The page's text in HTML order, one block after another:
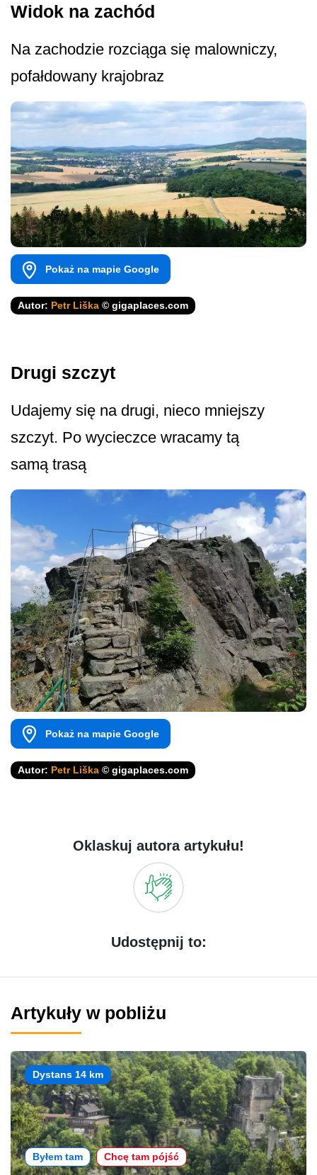
Widok na zachód
Na zachodzie rozciąga się malowniczy,
pofałdowany krajobraz
Pokaż na mapie Google
Autor: Petr Liška © gigaplaces.com
Drugi szczyt
Udajemy się na drugi, nieco mniejszy
szczyt. Po wycieczce wracamy tą
samą trasą
Pokaż na mapie Google
Autor: Petr Liška © gigaplaces.com
Oklaskuj autora artykułu!
Udostępnij to:
Artykuły w pobliżu
Dystans 14 km
Byłem tam Chcę tam pójść